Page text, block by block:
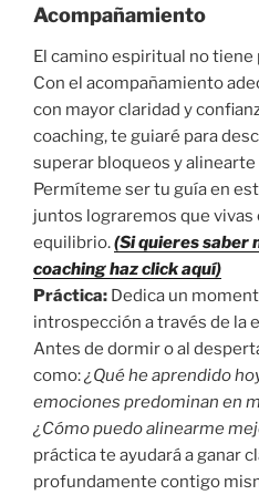
Acompañamiento
El camino espiritual no
Con el acompañamiento
con mayor claridad y
coaching, te guiaré para
superar bloqueos y
Permíteme ser tu guía en
juntos lograremos que vivas
equilibrio.(Si quieres saber
coaching haz click aquí)
Práctica: Dedica un
introspección a través de la
Antes de dormir o al
como:¿Qué he aprendido
emociones predominan en
¿Cómo puedo alinearme
práctica te ayudará a ganar
profundamente contigo